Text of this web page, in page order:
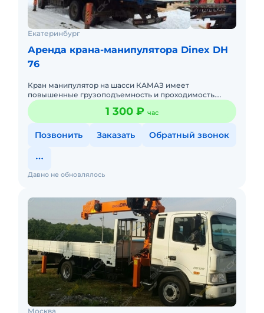
Екатеринбург
Аренда крана-манипулятора Dinex DH
76
Кран манипулятор на шасси КАМАЗ имеет
повышенные грузоподъемность и проходимость.
Автомобиль может эксплуатироваться как в городе,
так и в условиях бездорожья,
1 300 ₽ час
Позвонить Заказать Обратный звонок
Давно не обновлялось
Москва